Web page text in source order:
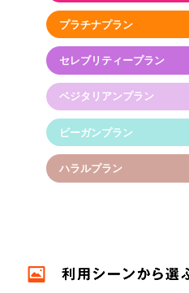
プラチナプラン
セレブリティープラン
ベジタリアンプラン
ビーガンプラン
ハラルプラン